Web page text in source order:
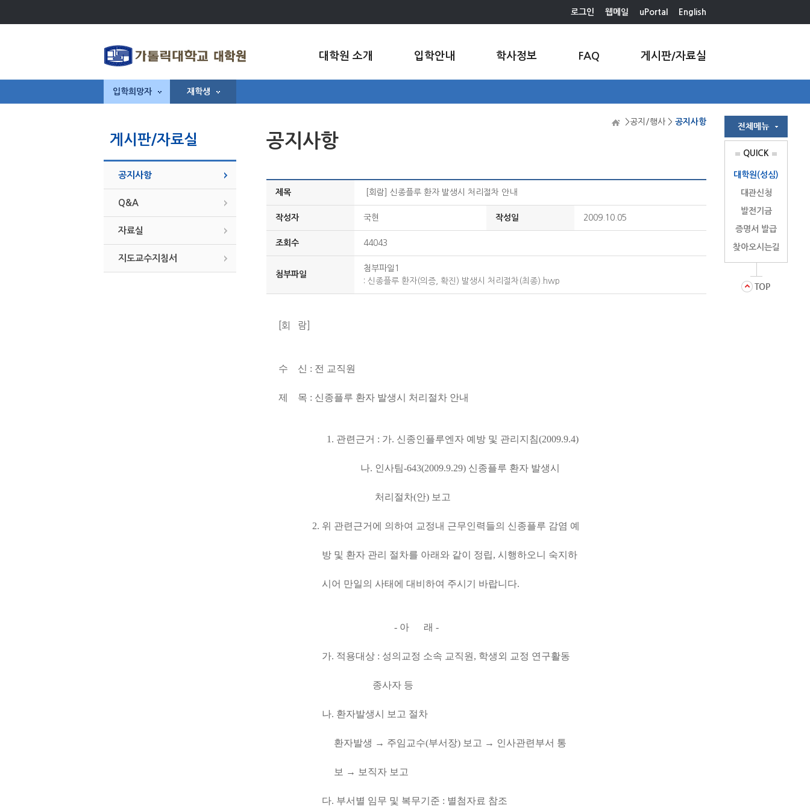
로그인 웹메일 uPortal English
대학원 소개 입학안내 학사정보 FAQ 게시판/자료실
입학희망자 재학생
게시판/자료실
공지사항
Q&A
자료실
지도교수지침서
>공지/행사 > 공지사항
공지사항
제목 [회람] 신종플루 환자 발생시 처리절차 안내
작성자 국현 작성일 2009.10.05
조회수 44043
첨부파일
첨부파일1
: 신종플루 환자(의증, 확진) 발생시 처리절차(최종).hwp
[회 람]
수 신 : 전 교직원
제 목 : 신종플루 환자 발생시 처리절차 안내
1. 관련근거 : 가. 신종인플루엔자 예방 및 관리지침(2009.9.4)
나. 인사팀-643(2009.9.29) 신종플루 환자 발생시
처리절차(안) 보고
2. 위 관련근거에 의하여 교정내 근무인력들의 신종플루 감염 예
방 및 환자 관리 절차를 아래와 같이 정립, 시행하오니 숙지하
시어 만일의 사태에 대비하여 주시기 바랍니다.
- 아 래 -
가. 적용대상 : 성의교정 소속 교직원, 학생외 교정 연구활동
종사자 등
나. 환자발생시 보고 절차
환자발생 → 주임교수(부서장) 보고 → 인사관련부서 통
보 → 보직자 보고
다. 부서별 임무 및 복무기준 : 별첨자료 참조
QUICK
대학원(성심)
대관신청
발전기금
증명서 발급
찾아오시는길